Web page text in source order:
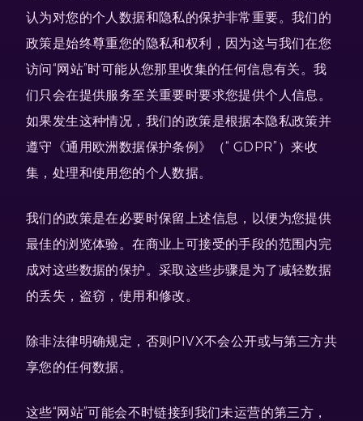
认为对您的个人数据和隐私的保护非常重要。我们的
政策是始终尊重您的隐私和权利，因为这与我们在您
访问“网站”时可能从您那里收集的任何信息有关。我
们只会在提供服务至关重要时要求您提供个人信息。
如果发生这种情况，我们的政策是根据本隐私政策并
遵守《通用欧洲数据保护条例》（“ GDPR”）来收
集，处理和使用您的个人数据。
我们的政策是在必要时保留上述信息，以便为您提供
最佳的浏览体验。在商业上可接受的手段的范围内完
成对这些数据的保护。采取这些步骤是为了减轻数据
的丢失，盗窃，使用和修改。
除非法律明确规定，否则PIVX不会公开或与第三方共
享您的任何数据。
这些“网站”可能会不时链接到我们未运营的第三方，